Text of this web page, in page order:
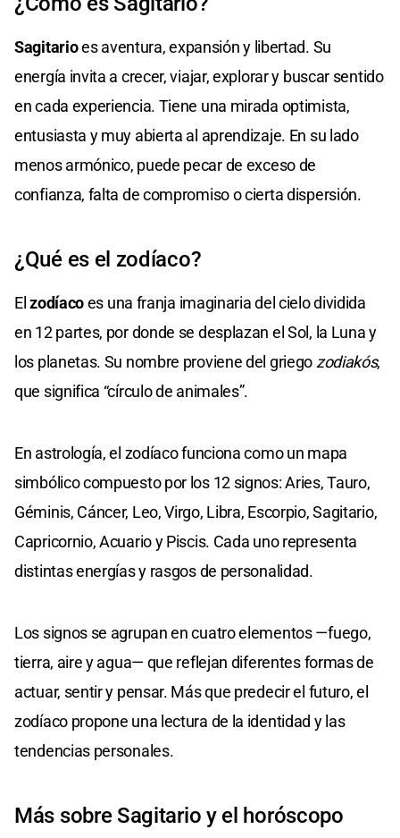
Sagitarioes aventura, expansión y libertad. Su
energía invita a crecer, viajar, explorar y buscar sentido
en cada experiencia. Tiene una mirada optimista,
entusiasta y muy abierta al aprendizaje. En su lado
menos armónico, puede pecar de exceso de
confianza, falta de compromiso o cierta dispersión.
¿Qué es el zodíaco?
Elzodíacoes una franja imaginaria del cielo dividida
en 12 partes, por donde se desplazan el Sol, la Luna y
los planetas. Su nombre proviene del griego zodiakós,
que significa “círculo de animales”.
En astrología, el zodíaco funciona como un mapa
simbólico compuesto por los 12 signos: Aries, Tauro,
Géminis, Cáncer, Leo, Virgo, Libra, Escorpio, Sagitario,
Capricornio, Acuario y Piscis. Cada uno representa
distintas energías y rasgos de personalidad.
Los signos se agrupan en cuatro elementos —fuego,
tierra, aire y agua— que reflejan diferentes formas de
actuar, sentir y pensar. Más que predecir el futuro, el
zodíaco propone una lectura de la identidad y las
tendencias personales.
Más sobre Sagitario y el horóscopo